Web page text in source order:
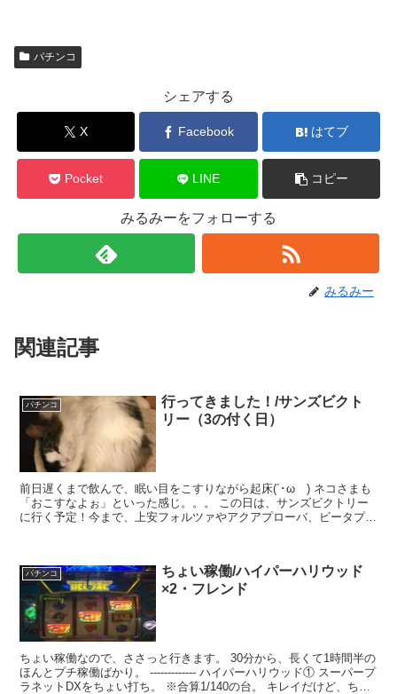
パチンコ
シェアする
X Facebook はてブ
Pocket LINE コピー
みるみーをフォローする
みるみー
関連記事
パチンコ
行ってきました！/サンズビクト
リー（3の付く日）
前日遅くまで飲んで、眠い目をこすりながら起床(´･ωゞ) ネコさまも
「おこすなよぉ」といった感じ。。。 この日は、サンズビクトリー
に行く予定！今まで、上安フォルツァやアクアプローバ、ビータプロ
パチンコ
ちょい稼働/ハイパーハリウッド
×2・フレンド
ちょい稼働なので、ささっと行きます。 30分から、長くて1時間半の
ほんとプチ稼働ばかり。 ------------- ハイパーハリウッド① スーパープ
ラネットDXをちょい打ち。 ※合算1/140の台。 キレイだけど、ちゃ